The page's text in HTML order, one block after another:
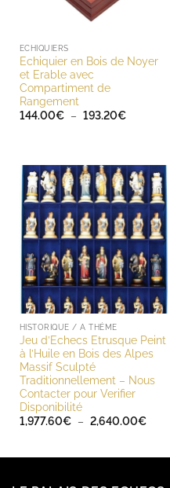
ECHIQUIERS
Echiquier en Bois de Noyer
et Erable avec
Compartiment de
Rangement
144.00€ – 193.20€Plage
193.20€
HISTORIQUE / A THÈME
Jeu d’Echecs Etrusque Peint
à l’Huile en Bois des Alpes
Massif Sculpté
Traditionnellement – Nous
Contacter pour Verifier
Disponibilité
1,977.60€ – 2,640.00€Plage
à